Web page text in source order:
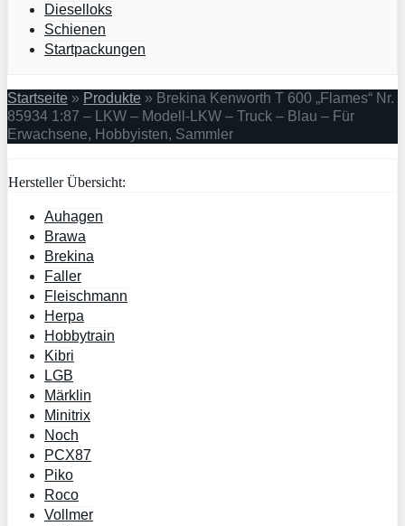
Dieselloks
Schienen
Startpackungen
Startseite » Produkte » Brekina Kenworth T 600 „Flames“ Nr.
85934 1:87 – LKW – Modell-LKW – Truck – Blau – Für
Erwachsene, Hobbyisten, Sammler
Hersteller Übersicht:
Auhagen
Brawa
Brekina
Faller
Fleischmann
Herpa
Hobbytrain
Kibri
LGB
Märklin
Minitrix
Noch
PCX87
Piko
Roco
Vollmer